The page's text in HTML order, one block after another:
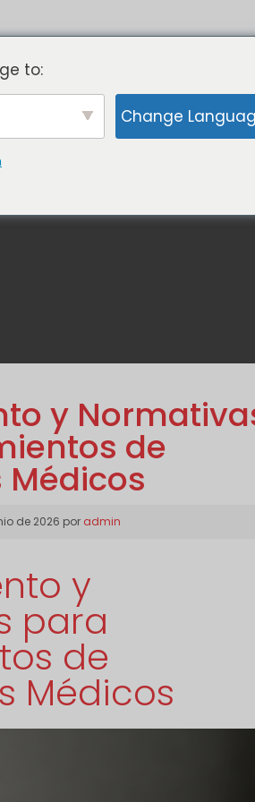
PORTAFOLIO
y
de
de 2026 por admin
y
para
de
Médicos
to:
Change